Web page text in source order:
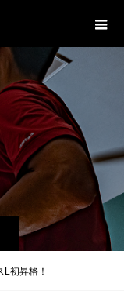
ッドを お
L初昇格！